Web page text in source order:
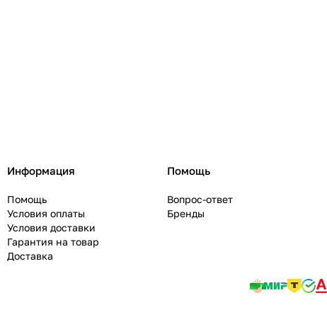
Информация
Помощь
Условия оплаты
Условия доставки
Гарантия на товар
Доставка
Помощь
Вопрос-ответ
Бренды